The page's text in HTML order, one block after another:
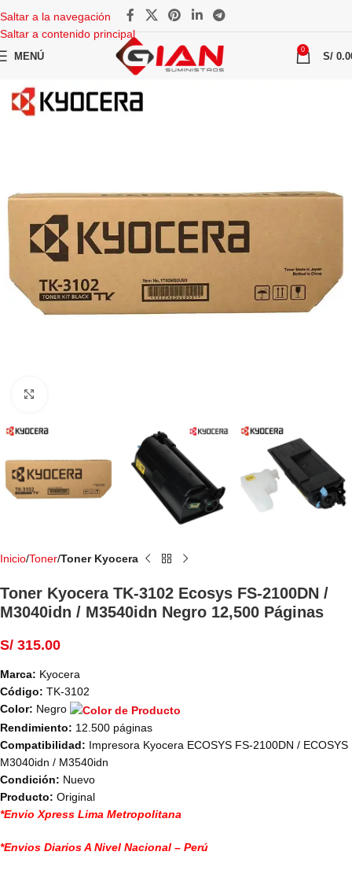
Saltar a la navegación
Saltar a contenido principal
MENÚ
0
S/
Inicio Toner Toner Kyocera
Toner Kyocera TK-3102 Ecosys FS-2100DN /
M3040idn / M3540idn Negro 12,500 Páginas
S/ 315.00
Marca: Kyocera
Código: TK-3102
Color: Negro
Rendimiento: 12.500 páginas
Compatibilidad: Impresora Kyocera ECOSYS FS-2100DN / ECOSYS
M3040idn / M3540idn
Condición: Nuevo
Producto: Original
*Envio Xpress Lima Metropolitana
*Envios Diarios A Nivel Nacional – Perú